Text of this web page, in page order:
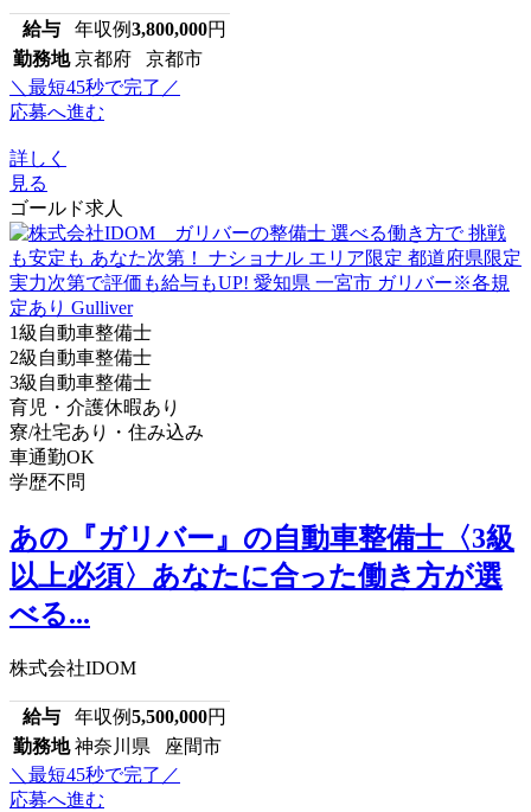
給与 年収例3,800,000円
勤務地 京都府 京都市
＼最短45秒で完了／
応募へ進む
詳しく
見る
ゴールド求人
1級自動車整備士
2級自動車整備士
3級自動車整備士
育児・介護休暇あり
寮/社宅あり・住み込み
車通勤OK
学歴不問
あの『ガリバー』の自動車整備士〈3級
以上必須〉あなたに合った働き方が選
べる...
株式会社IDOM
給与 年収例5,500,000円
勤務地 神奈川県 座間市
＼最短45秒で完了／
応募へ進む